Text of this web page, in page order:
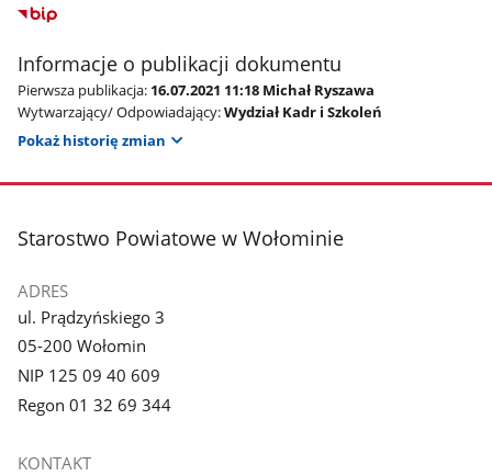
Informacje o publikacji dokumentu
Pierwsza publikacja: 16.07.2021 11:18 Michał Ryszawa
Wytwarzający/ Odpowiadający:Wydział Kadr i Szkoleń
Pokaż historię zmian
stopka
Starostwo Powiatowe w Wołominie
ADRES
ul. Prądzyńskiego 3
05-200 Wołomin
NIP 125 09 40 609
Regon 01 32 69 344
KONTAKT